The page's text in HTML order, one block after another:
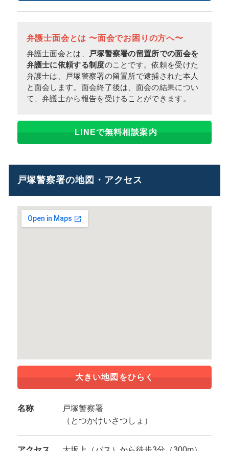
弁護士面会とは 〜面会でお困りの方へ〜
弁護士面会とは、
戸塚警察署の留置所での面会を
弁護士に依頼する制度のことです。依頼を受けた
弁護士は、戸塚警察署の留置所で逮捕された本人
と面会します。面会終了後は、面会の結果につい
て、弁護士から報告を受けることができます。
LINEで無料相談案内
戸塚警察署の地図・アクセス
大きい地図をひらく
名称
戸塚警察署
（とつかけいさつしょ）